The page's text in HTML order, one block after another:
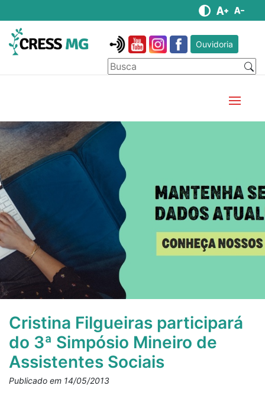
Ouvidoria
Cristina Filgueiras participará
do 3ª Simpósio Mineiro de
Assistentes Sociais
Publicado em 14/05/2013